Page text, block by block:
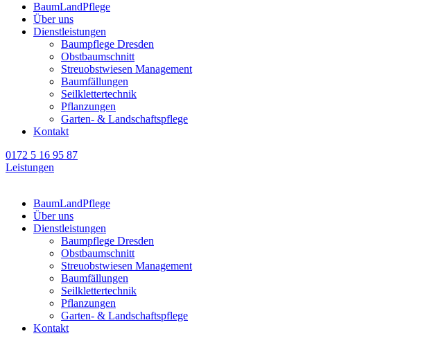
BaumLandPflege
Über uns
Dienstleistungen
Baumpflege Dresden
Obstbaumschnitt
Streuobstwiesen Management
Baumfällungen
Seilklettertechnik
Pflanzungen
Garten- & Landschaftspflege
Kontakt
0172 5 16 95 87
Leistungen
BaumLandPflege
Über uns
Dienstleistungen
Baumpflege Dresden
Obstbaumschnitt
Streuobstwiesen Management
Baumfällungen
Seilklettertechnik
Pflanzungen
Garten- & Landschaftspflege
Kontakt